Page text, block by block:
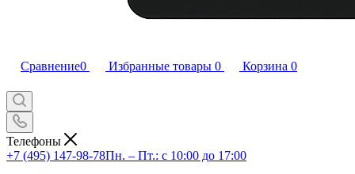
Сравнение0 Избранные товары 0 Корзина 0
Телефоны
+7 (495) 147-98-78Пн. – Пт.: с 10:00 до 17:00